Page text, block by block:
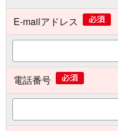
E-mailアドレス
電話番号